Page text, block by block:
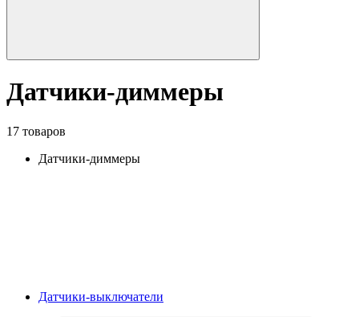
Датчики-диммеры
17 товаров
Датчики-диммеры
Датчики-выключатели